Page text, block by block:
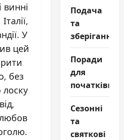
винні
У
цей
без
лоску
Подача
та
зберігання
Поради
для
початківців
Сезонні
та
святкові